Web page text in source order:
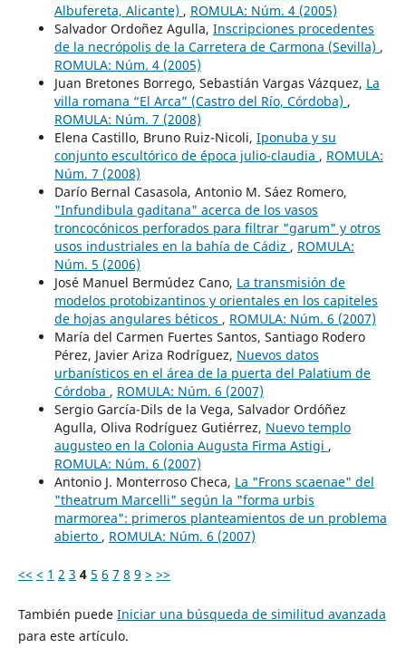
Albufereta, Alicante) , ROMULA: Núm. 4 (2005)
Salvador Ordoñez Agulla, Inscripciones procedentes
de la necrópolis de la Carretera de Carmona (Sevilla) ,
ROMULA: Núm. 4 (2005)
Juan Bretones Borrego, Sebastián Vargas Vázquez, La
villa romana “El Arca” (Castro del Río, Córdoba) ,
ROMULA: Núm. 7 (2008)
Elena Castillo, Bruno Ruiz-Nicoli, Iponuba y su
conjunto escultórico de época julio-claudia , ROMULA:
Núm. 7 (2008)
Darío Bernal Casasola, Antonio M. Sáez Romero,
"Infundibula gaditana" acerca de los vasos
troncocónicos perforados para filtrar "garum" y otros
usos industriales en la bahía de Cádiz , ROMULA:
Núm. 5 (2006)
José Manuel Bermúdez Cano, La transmisión de
modelos protobizantinos y orientales en los capiteles
de hojas angulares béticos , ROMULA: Núm. 6 (2007)
María del Carmen Fuertes Santos, Santiago Rodero
Pérez, Javier Ariza Rodríguez, Nuevos datos
urbanísticos en el área de la puerta del Palatium de
Córdoba , ROMULA: Núm. 6 (2007)
Sergio García-Dils de la Vega, Salvador Ordóñez
Agulla, Oliva Rodríguez Gutiérrez, Nuevo templo
augusteo en la Colonia Augusta Firma Astigi ,
ROMULA: Núm. 6 (2007)
Antonio J. Monterroso Checa, La "Frons scaenae" del
"theatrum Marcelli" según la "forma urbis
marmorea": primeros planteamientos de un problema
abierto , ROMULA: Núm. 6 (2007)
<< < 1 2 3 4 5 6 7 8 9 > >>
También puede Iniciar una búsqueda de similitud avanzada
para este artículo.